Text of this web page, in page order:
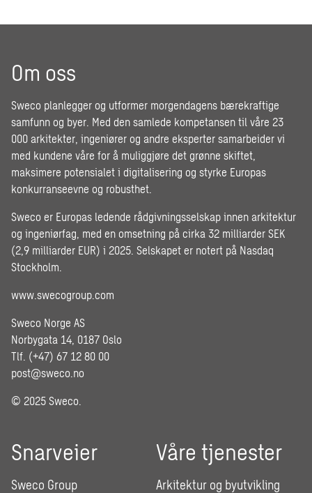
Om oss
Sweco planlegger og utformer morgendagens bærekraftige
samfunn og byer. Med den samlede kompetansen til våre 23
000 arkitekter, ingeniører og andre eksperter samarbeider vi
med kundene våre for å muliggjøre det grønne skiftet,
maksimere potensialet i digitalisering og styrke Europas
konkurranseevne og robusthet.
Sweco er Europas ledende rådgivningsselskap innen arkitektur
og ingeniørfag, med en omsetning på cirka 32 milliarder SEK
(2,9 milliarder EUR) i 2025. Selskapet er notert på Nasdaq
Stockholm.
www.swecogroup.com
Sweco Norge AS
Norbygata 14, 0187 Oslo
Tlf. (+47) 67 12 80 00
post@sweco.no
© 2025 Sweco.
Snarveier
Sweco Group
Våre tjenester
Arkitektur og byutvikling